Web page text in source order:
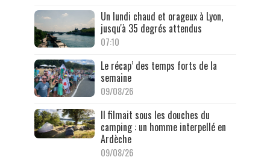
Un lundi chaud et orageux à Lyon,
jusqu'à 35 degrés attendus
07:10
Le récap’ des temps forts de la
semaine
09/08/26
Il filmait sous les douches du
camping : un homme interpellé en
Ardèche
09/08/26